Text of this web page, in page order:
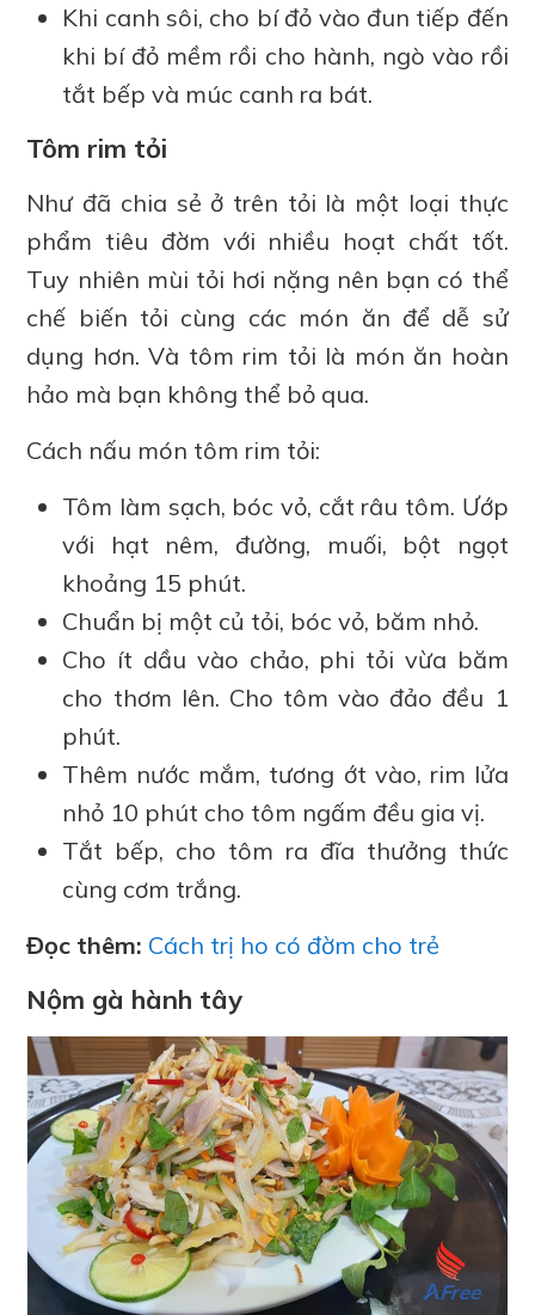
Khi canh sôi, cho bí đỏ vào đun tiếp đến
khi bí đỏ mềm rồi cho hành, ngò vào rồi
tắt bếp và múc canh ra bát.
Tôm rim tỏi
Như đã chia sẻ ở trên tỏi là một loại thực
phẩm tiêu đờm với nhiều hoạt chất tốt.
Tuy nhiên mùi tỏi hơi nặng nên bạn có thể
chế biến tỏi cùng các món ăn để dễ sử
dụng hơn. Và tôm rim tỏi là món ăn hoàn
hảo mà bạn không thể bỏ qua.
Cách nấu món tôm rim tỏi:
Tôm làm sạch, bóc vỏ, cắt râu tôm. Ướp
với hạt nêm, đường, muối, bột ngọt
khoảng 15 phút.
Chuẩn bị một củ tỏi, bóc vỏ, băm nhỏ.
Cho ít dầu vào chảo, phi tỏi vừa băm
cho thơm lên. Cho tôm vào đảo đều 1
phút.
Thêm nước mắm, tương ớt vào, rim lửa
nhỏ 10 phút cho tôm ngấm đều gia vị.
Tắt bếp, cho tôm ra đĩa thưởng thức
cùng cơm trắng.
Đọc thêm: Cách trị ho có đờm cho trẻ
Nộm gà hành tây